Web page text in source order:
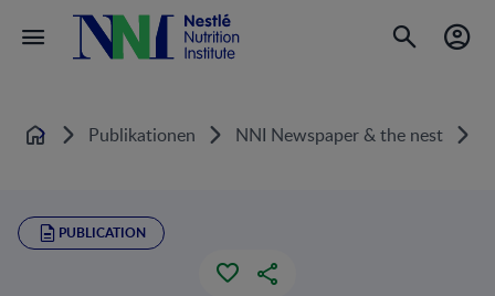
Home Publikationen NNI Newspaper & the nest
PUBLICATION